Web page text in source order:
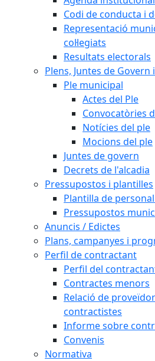
Codi de conducta i
Representació
col·legiats
Resultats electorals
Plens, Juntes de
Ple municipal
Actes del Ple
Convocatòries
Notícies del ple
Mocions del ple
Juntes de govern
Decrets de l'alcadia
Pressupostos i plantilles
Plantilla de
Pressupostos
Anuncis / Edictes
Plans, campanyes i
Perfil de contractant
Perfil del
Contractes menors
Relació de
contractistes
Informe sobre
Convenis
Normativa